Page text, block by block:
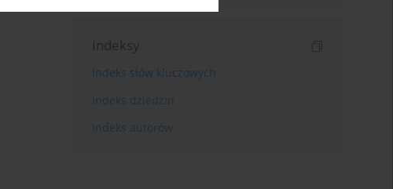
Indeksy
Indeks słów kluczowych
Indeks dziedzin
Indeks autorów